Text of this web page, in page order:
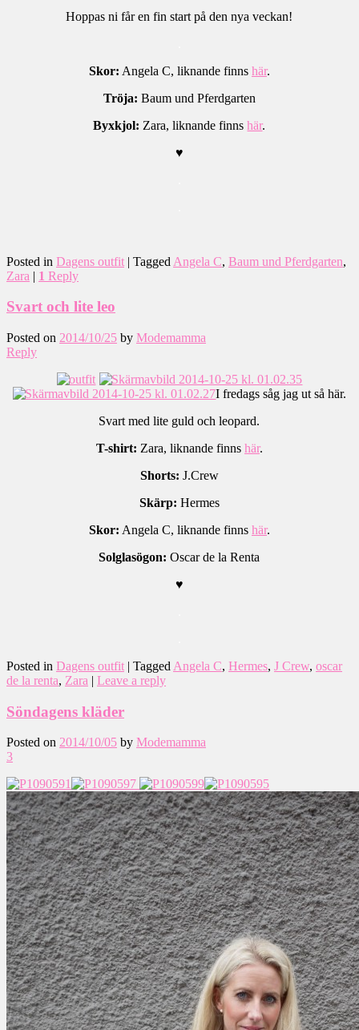
Hoppas ni får en fin start på den nya veckan!
Skor: Angela C, liknande finns här.
Tröja: Baum und Pferdgarten
Byxkjol: Zara, liknande finnshär.
♥
Posted in Dagens outfit | Tagged Angela C, Baum und Pferdgarten,
Zara | 1 Reply
Svart och lite leo
Posted on 2014/10/25 by Modemamma
Reply
I fredags såg jag ut så här.
Svart med lite guld och leopard.
T-shirt: Zara, liknande finns här.
Shorts: J.Crew
Skärp: Hermes
Skor: Angela C, liknande finns här.
Solglasögon: Oscar de la Renta
♥
Posted in Dagens outfit | Tagged Angela C, Hermes, J Crew, oscar
de la renta, Zara | Leave a reply
Söndagens kläder
Posted on 2014/10/05 by Modemamma
3